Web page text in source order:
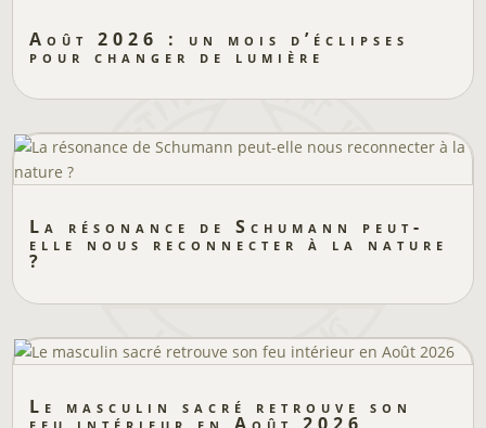
Août 2026 : un mois d’éclipses
pour changer de lumière
La résonance de Schumann peut-
elle nous reconnecter à la nature
?
Le masculin sacré retrouve son